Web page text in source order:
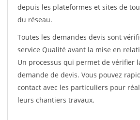
depuis les plateformes et sites de
du réseau.
Toutes les demandes devis sont
service Qualité avant la mise en
Un processus qui permet de vérifier
demande de devis. Vous pouvez
contact avec les particuliers pour
leurs chantiers travaux.